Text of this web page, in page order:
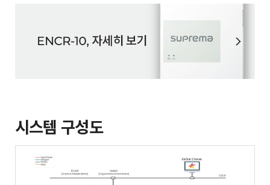
시스템 구성도